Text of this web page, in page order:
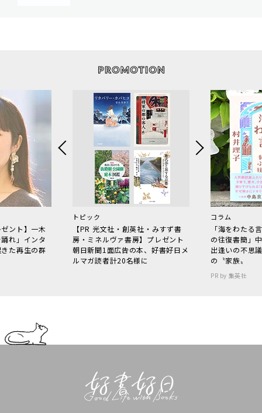
ント】一木
れ」インタ
た再生の群
トピック
【PR 光文社・創英社・みすず書
房・ミネルヴァ書房】プレゼント
朝日新聞1面広告の本、好書好日メ
ルマガ読者計20名様に
コラム
「海をわた
の往復書簡」
出逢いの不思
の〝家族〟
PR by 集英社